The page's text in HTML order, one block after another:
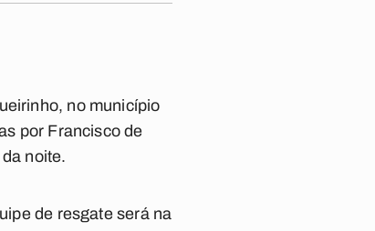
no município
por Francisco de
noite.
de resgate será na